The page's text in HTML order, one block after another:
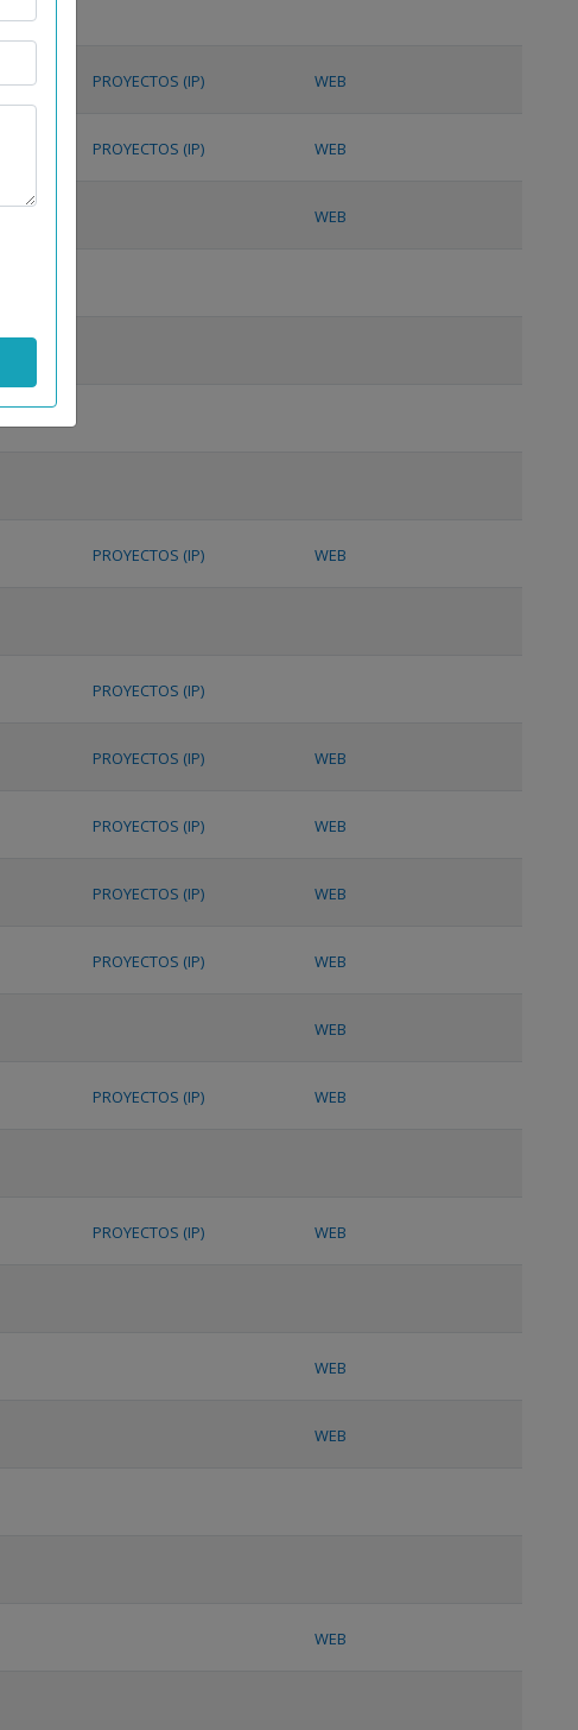
PROYECTOS (IP) WEB
PROYECTOS (IP) WEB
WEB
PROYECTOS (IP) WEB
PROYECTOS (IP)
PROYECTOS (IP) WEB
PROYECTOS (IP) WEB
PROYECTOS (IP) WEB
PROYECTOS (IP) WEB
WEB
PROYECTOS (IP) WEB
PROYECTOS (IP) WEB
WEB
WEB
WEB